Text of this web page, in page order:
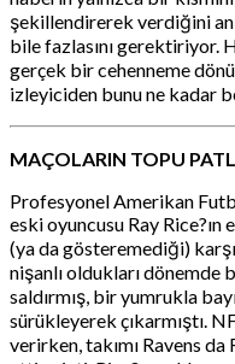
şekillendirerek verdiğini
bile fazlasını gerektiriyor.
gerçek bir cehenneme
izleyiciden bunu ne kadar
MAÇOLARIN TOPU
Profesyonel Amerikan
eski oyuncusu Ray
(ya da gösteremediği)
nişanlı oldukları dönemde
saldırmış, bir yumrukla
sürükleyerek çıkarmıştı.
verirken, takımı Ravens